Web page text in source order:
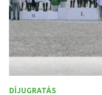
DÍJUGRATÁS